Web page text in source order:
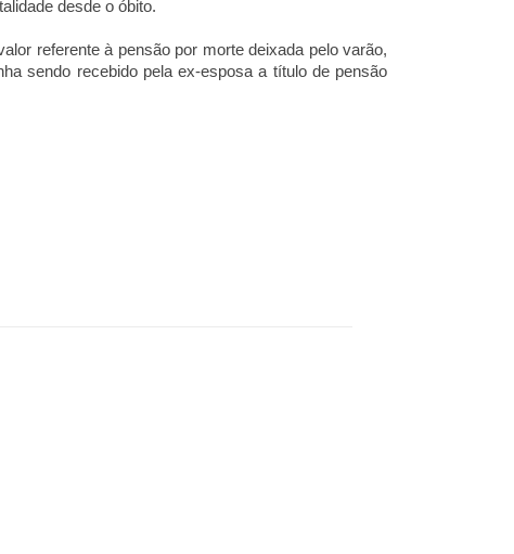
desde o óbito.
referente à pensão por morte deixada pelo varão,
sendo recebido pela ex-esposa a título de pensão